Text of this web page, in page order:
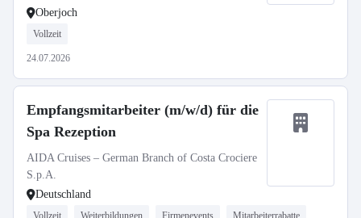
Oberjoch
Vollzeit
24.07.2026
Empfangsmitarbeiter (m/w/d) für die
Spa Rezeption
AIDA Cruises – German Branch of Costa Crociere
S.p.A.
Deutschland
Vollzeit Weiterbildungen Firmenevents Mitarbeiterrabatte